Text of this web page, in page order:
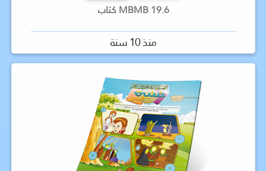
19.6 MBMB كتاب
منذ 10 سنة